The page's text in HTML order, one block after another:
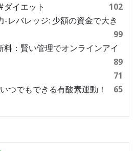
イエット
102
-レバレッジ: 少額の資金で大き
99
：賢い管理でオンラインアイ
89
71
つでもできる有酸素運動！
65